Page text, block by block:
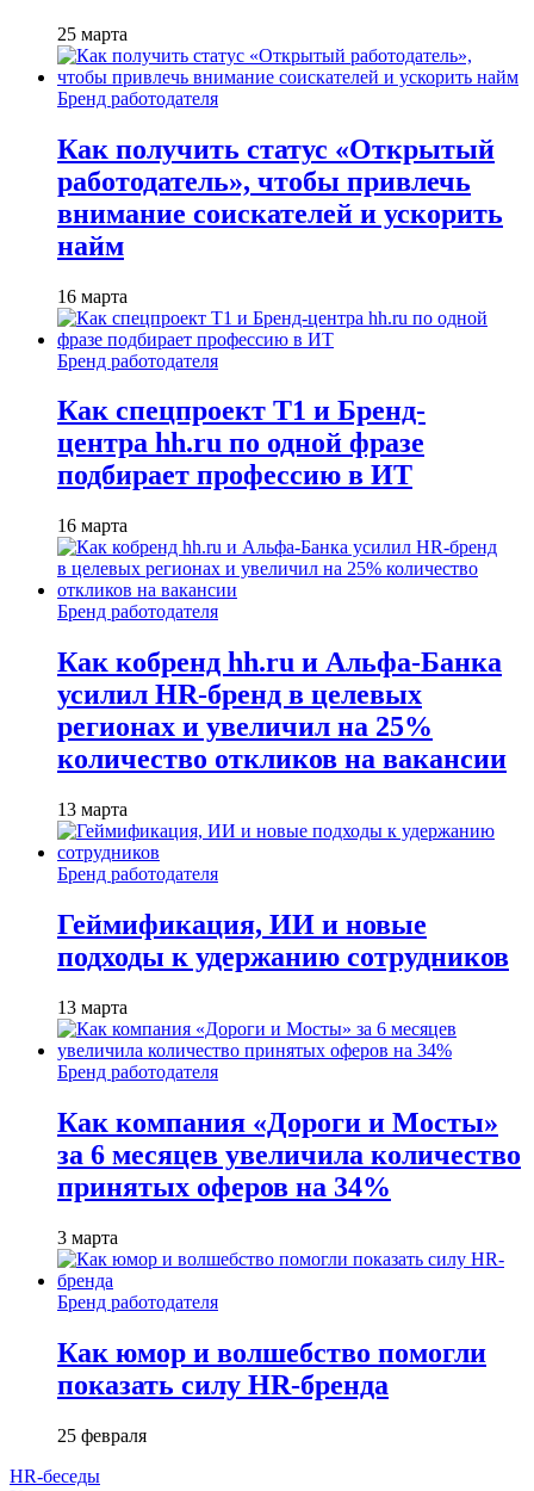
25 марта
Бренд работодателя
Как получить статус «Открытый
работодатель», чтобы привлечь
внимание соискателей и ускорить
найм
16 марта
Бренд работодателя
Как спецпроект T1 и Бренд-
центра hh.ru по одной фразе
подбирает профессию в ИТ
16 марта
Бренд работодателя
Как кобренд hh.ru и Альфа-Банка
усилил HR-бренд в целевых
регионах и увеличил на 25%
количество откликов на вакансии
13 марта
Бренд работодателя
Геймификация, ИИ и новые
подходы к удержанию сотрудников
13 марта
Бренд работодателя
Как компания «Дороги и Мосты»
за 6 месяцев увеличила количество
принятых оферов на 34%
3 марта
Бренд работодателя
Как юмор и волшебство помогли
показать силу HR-бренда
25 февраля
HR-беседы